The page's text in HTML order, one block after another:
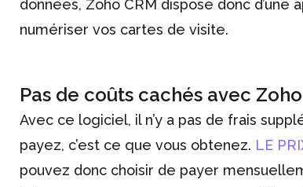
données, Zoho CRM dispose donc
numériser vos cartes de visite.
Pas de coûts cachés avec Zoho
Avec ce logiciel, il n’y a pas de frais
payez, c’est ce que vous obtenez. LE
pouvez donc choisir de payer